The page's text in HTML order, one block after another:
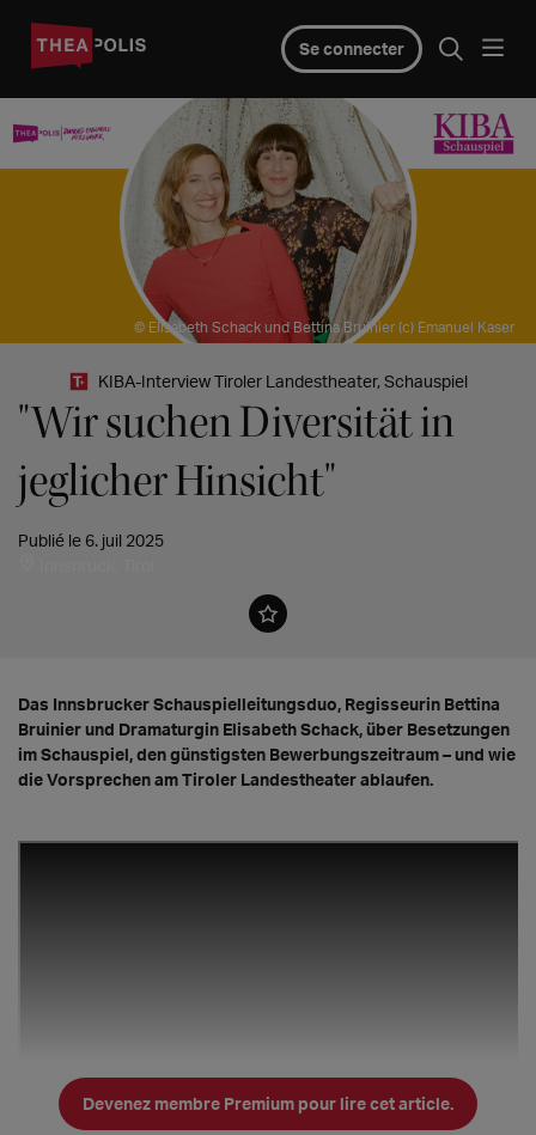
Se connecter
© Elisabeth Schack und Bettina Bruinier (c) Emanuel Kaser
KIBA-Interview Tiroler Landestheater, Schauspiel
"Wir suchen Diversität in
jeglicher Hinsicht"
Publié le 6. juil 2025
Das Innsbrucker Schauspielleitungsduo, Regisseurin Bettina
Bruinier und Dramaturgin Elisabeth Schack, über Besetzungen
im Schauspiel, den günstigsten Bewerbungszeitraum – und wie
die Vorsprechen am Tiroler Landestheater ablaufen.
Devenez membre Premium pour lire cet article.